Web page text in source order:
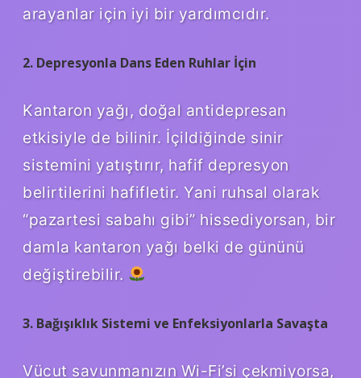
arayanlar için iyi bir yardımcıdır.
2. Depresyonla Dans Eden Ruhlar İçin
Kantaron yağı, doğal antidepresan
etkisiyle de bilinir. İçildiğinde sinir
sistemini yatıştırır, hafif depresyon
belirtilerini hafifletir. Yani ruhsal olarak
“pazartesi sabahı gibi” hissediyorsan, bir
damla kantaron yağı belki de gününü
değiştirebilir.
3. Bağışıklık Sistemi ve Enfeksiyonlarla Savaşta
Vücut savunmanızın Wi-Fi’si çekmiyorsa,